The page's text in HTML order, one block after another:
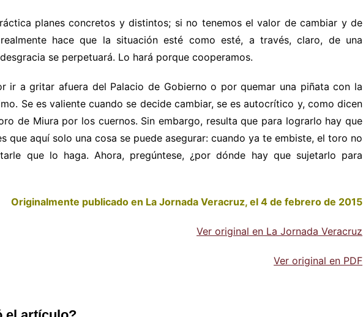
planes concretos y distintos; si no tenemos el valor de cambiar y de
hace que la situación esté como esté, a través, claro, de una
se perpetuará. Lo hará porque cooperamos.
ir a gritar afuera del Palacio de Gobierno o por quemar una piñata con la
Se es valiente cuando se decide cambiar, se es autocrítico y, como dicen
de Miura por los cuernos. Sin embargo, resulta que para lograrlo hay que
que aquí solo una cosa se puede asegurar: cuando ya te embiste, el toro no
que lo haga. Ahora, pregúntese, ¿por dónde hay que sujetarlo para
Originalmente publicado en La Jornada Veracruz, el 4 de febrero de 2015
Ver original en La Jornada Veracruz
Ver original en PDF